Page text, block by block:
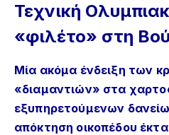
Τεχνική
«φιλέτο» στη
Μία ακόμα ένδειξη των
«διαμαντιών» στα
εξυπηρετούμενων
απόκτηση οικοπέδου